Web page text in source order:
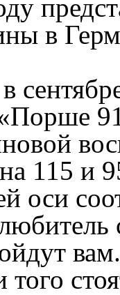
в
115 и
оси